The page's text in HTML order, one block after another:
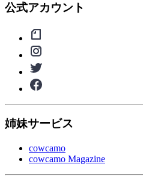
公式アカウント
姉妹サービス
cowcamo
cowcamo Magazine